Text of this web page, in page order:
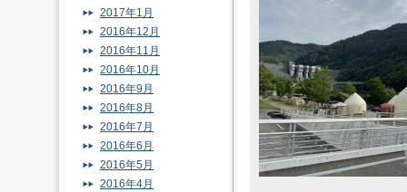
2017年1月
2016年12月
2016年11月
2016年10月
2016年9月
2016年8月
2016年7月
2016年6月
2016年5月
2016年4月